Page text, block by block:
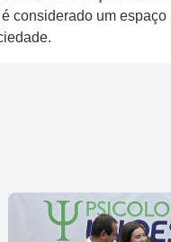
considerado um